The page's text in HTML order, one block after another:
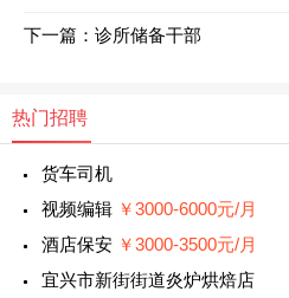
下一篇： 诊所储备干部
热门招聘
货车司机
视频编辑 ￥3000-6000元/月
酒店保安 ￥3000-3500元/月
宜兴市新街街道炎炉烘焙店